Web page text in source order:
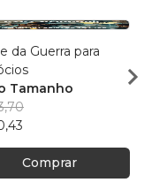
da Guerra para
Tamanho
Comprar
Ellen